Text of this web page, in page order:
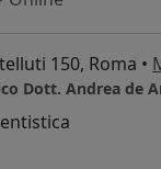
150, Roma •
Dott. Andrea de